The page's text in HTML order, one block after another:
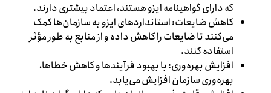
که دارای گواهینامه ایزو هستند، اعتماد بیشتری دارند.
کاهش ضایعات: استانداردهای ایزو به سازمان‌ها کمک
می‌کنند تا ضایعات را کاهش داده و از منابع به طور مؤثر
استفاده کنند.
افزایش بهره‌وری: با بهبود فرآیندها و کاهش خطاها،
بهره‌وری سازمان افزایش می‌یابد.